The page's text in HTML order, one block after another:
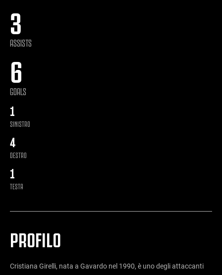
3
ASSISTS
6
GOALS
1
SINISTRO
4
DESTRO
1
TESTA
PROFILO
Cristiana Girelli, nata a Gavardo nel 1990, è uno degli attaccanti